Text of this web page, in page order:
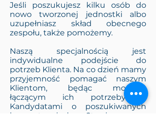
Jeśli poszukujesz kilku osób do
nowo tworzonej jednostki albo
uzupełniasz skład obecnego
zespołu, także pomożemy.
Naszą specjalnością jest
indywidualne podejście do
potrzeb Klienta. Na co dzień mamy
przyjemność pomagać naszym
Klientom, będąc mostem
łączącym ich potrzeby z
Kandydatami o poszukiwanych
kompetencjach. Stawiamy na